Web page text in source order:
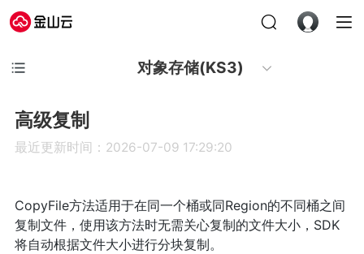
对象存储(KS3)
高级复制
最近更新时间：2026-07-09 17:29:20
CopyFile方法适用于在同一个桶或同Region的不同桶之间
复制文件，使用该方法时无需关心复制的文件大小，SDK
将自动根据文件大小进行分块复制。